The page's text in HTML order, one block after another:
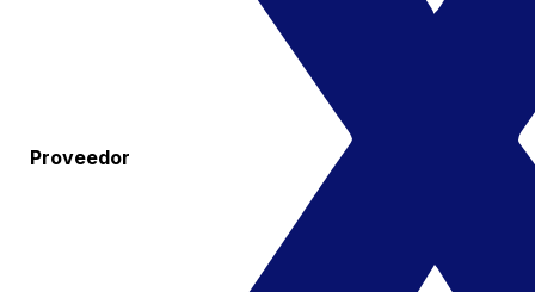
Proveedor